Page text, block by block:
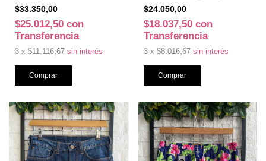
$33.350,00
$25.012,50 con
Transferencia
3 x $11.116,67 sin interés
$24.050,00
$18.037,50 con
Transferencia
3 x $8.016,67 sin interés